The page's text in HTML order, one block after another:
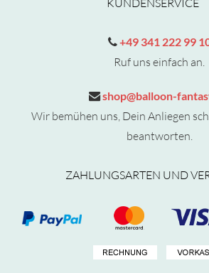
KUNDENSERVICE
+49 341 222 99
Ruf uns einfach an.
shop@balloon-
Wir bemühen uns, Dein Anliegen
beantworten.
ZAHLUNGSARTEN UND